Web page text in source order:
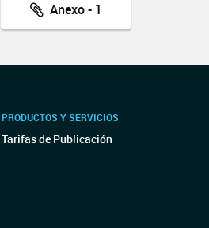
Anexo - 1
PRODUCTOS Y SERVICIOS
Tarifas de Publicación